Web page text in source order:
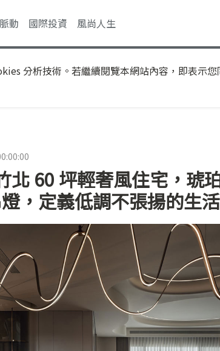
動 國際投資 風尚人生
分析技術。若繼續閱覽本網站內容，即表示
北 60 坪輕奢風住宅，琥
，定義低調不張揚的生